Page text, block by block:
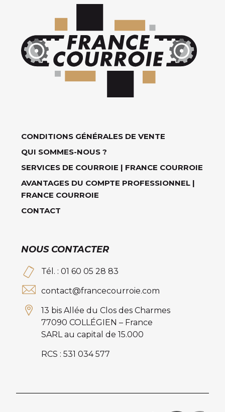
CONDITIONS GÉNÉRALES DE VENTE
QUI SOMMES-NOUS ?
SERVICES DE COURROIE | FRANCE COURROIE
AVANTAGES DU COMPTE PROFESSIONNEL |
FRANCE COURROIE
CONTACT
NOUS CONTACTER
Tél. : 01 60 05 28 83
contact@francecourroie.com
13 bis Allée du Clos des Charmes
77090 COLLÉGIEN – France
SARL au capital de 15.000
RCS : 531 034 577